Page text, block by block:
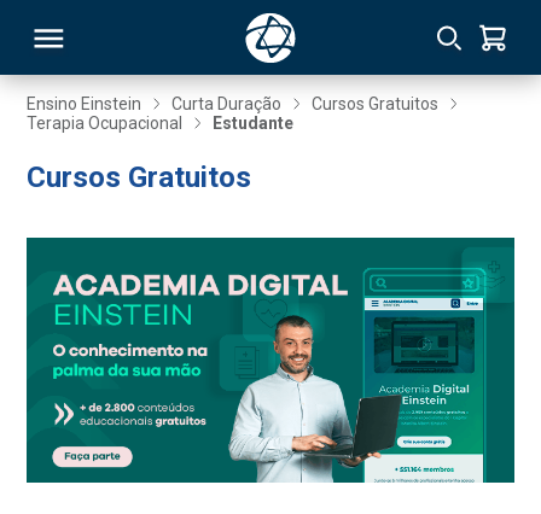
Ensino Einstein Curta Duração
Cursos Gratuitos
Terapia Ocupacional
Estudante
Cursos Gratuitos